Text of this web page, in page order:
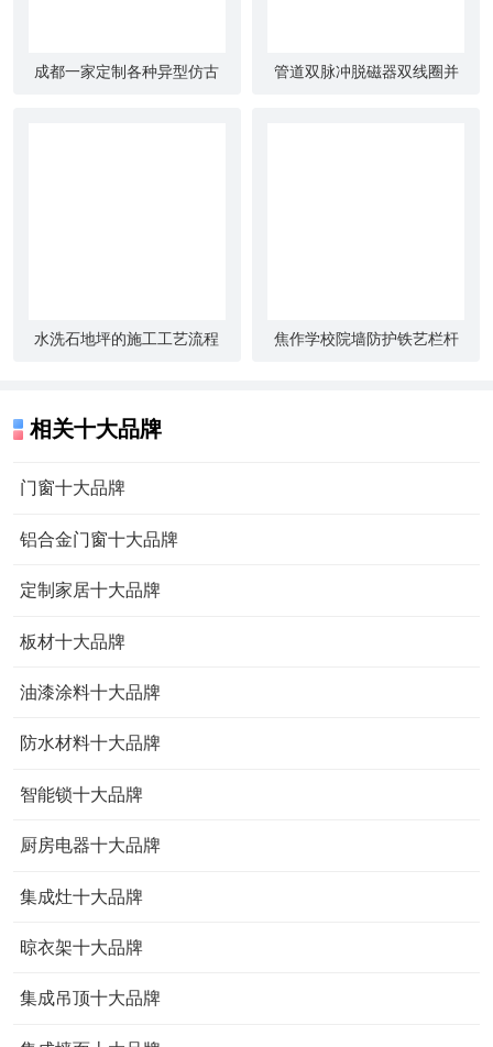
管道双脉冲脱磁器双线圈并
成都一家定制各种异型仿古
焦作学校院墙防护铁艺栏杆
水洗石地坪的施工工艺流程
相关十大品牌
门窗十大品牌
铝合金门窗十大品牌
定制家居十大品牌
板材十大品牌
油漆涂料十大品牌
防水材料十大品牌
智能锁十大品牌
厨房电器十大品牌
集成灶十大品牌
晾衣架十大品牌
集成吊顶十大品牌